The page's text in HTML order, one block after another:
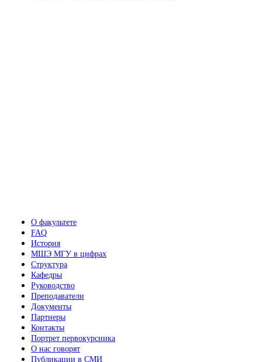
О факультете
FAQ
История
МШЭ МГУ в цифрах
Структура
Кафедры
Руководство
Преподаватели
Документы
Партнеры
Контакты
Портрет первокурсника
О нас говорят
Публикации в СМИ